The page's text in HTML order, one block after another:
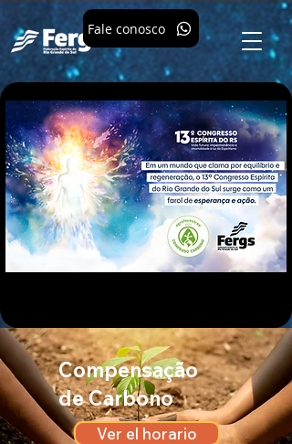
Fale conosco
Compensação
de Carbono
Ver el horario